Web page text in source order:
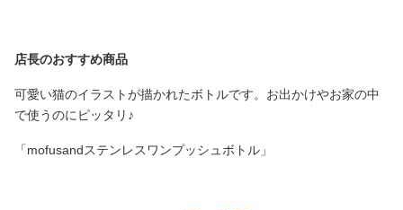
店長のおすすめ商品
可愛い猫のイラストが描かれたボトルです。お出かけやお家の中
で使うのにピッタリ♪
「mofusandステンレスワンプッシュボトル」